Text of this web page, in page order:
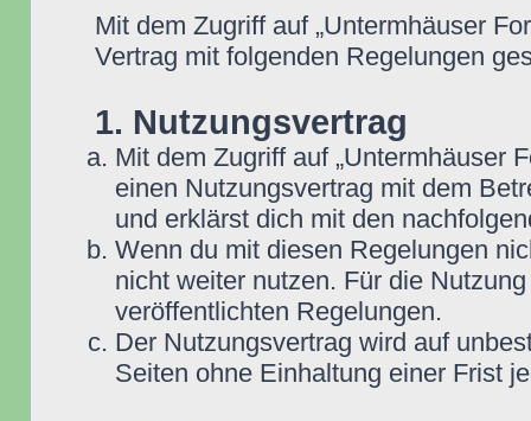
Mit dem Zugriff auf „Untermhäuser
Vertrag mit folgenden Regelungen
1. Nutzungsvertrag
Mit dem Zugriff auf „Untermhäuser
einen Nutzungsvertrag mit dem
und erklärst dich mit den
Wenn du mit diesen Regelungen
nicht weiter nutzen. Für die
veröffentlichten Regelungen.
Der Nutzungsvertrag wird auf
Seiten ohne Einhaltung einer Frist